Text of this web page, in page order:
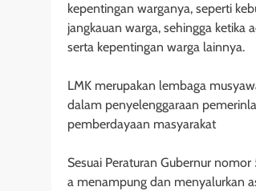
kepentingan warganya, seperti
jangkauan warga, sehingga ketika
serta kepentingan warga lainnya.
LMK merupakan lembaga
dalam penyelenggaraan
pemberdayaan masyarakat
Sesuai Peraturan Gubernur
a menampung dan menyalurkan